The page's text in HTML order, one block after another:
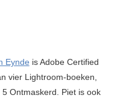
Eynde is Adobe Certified
vier Lightroom-boeken,
Ontmaskerd. Piet is ook